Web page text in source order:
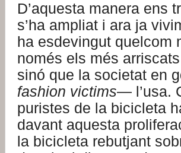
D’aquesta manera ens
s’ha ampliat i ara ja
ha esdevingut quelcom
només els més
sinó que la societat en
fashion victims— l’usa.
puristes de la bicicleta
davant aquesta
la bicicleta rebutjant